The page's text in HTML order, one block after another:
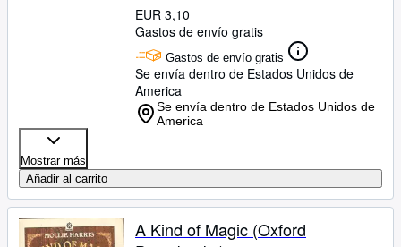
EUR 3,10
Gastos de envío gratis
Gastos de envío gratis
Se envía dentro de Estados Unidos de
America
Se envía dentro de Estados Unidos de
America
Mostrar más
Añadir al carrito
A Kind of Magic (Oxford